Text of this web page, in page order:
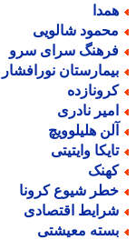
شالویی
سرای سرو
نورافشار
نادری
هلیلوویچ
وایتیتی
شیوع کرونا
اقتصادی
معیشتی